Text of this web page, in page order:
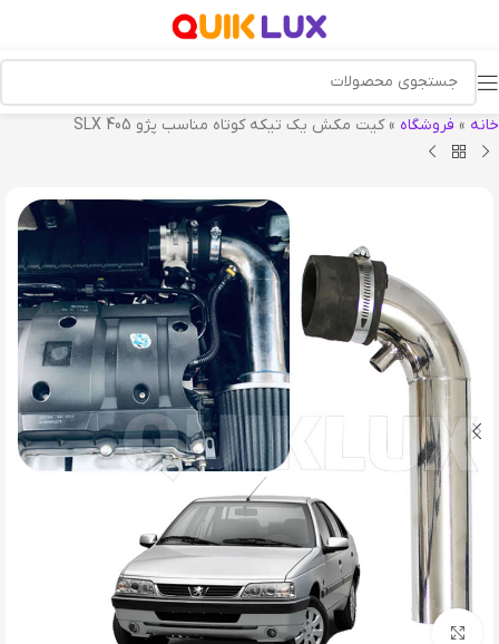
خانه » فروشگاه »کيت مکش يک تيکه کوتاه مناسب پژو 405 SLX
بزرگنمایی تصویر